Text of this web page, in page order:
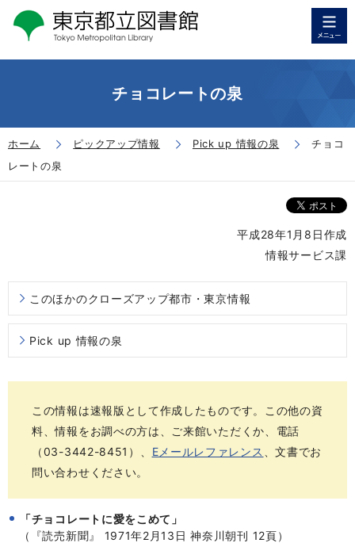
チョコレートの泉
ホーム ピックアップ情報 Pick up 情報の泉
チョコ
レートの泉
平成28年1月8日作成
情報サービス課
このほかのクローズアップ都市・東京情報
Pick up 情報の泉
この情報は速報版として作成したものです。この他の資
料、情報をお調べの方は、ご来館いただくか、電話
（03-3442-8451）、 Eメールレファレンス
、文書でお
問い合わせください。
「チョコレートに愛をこめて」
（『読売新聞』 1971年2月13日 神奈川朝刊 12頁）